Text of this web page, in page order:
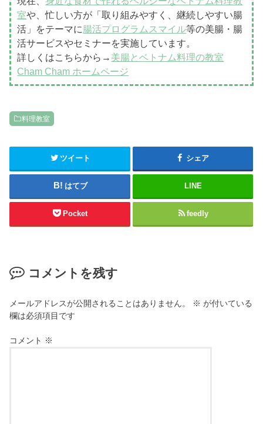
室や、忙しい方が「取り組みやすく、継続しやすい腸
活」をテーマに腸活プログラムスマイル等の美腸・腸
活サービスやセミナーを実施しています。
詳しくはこちらから→ 美腸とベトナム料理の教室
Cham Cham ホームページ
料理教室
ツイート シェア
はてブ LINE
Pocket feedly
コメントを残す
メールアドレスが公開されることはありません。 ※ が付いている
欄は必須項目です
コメント ※